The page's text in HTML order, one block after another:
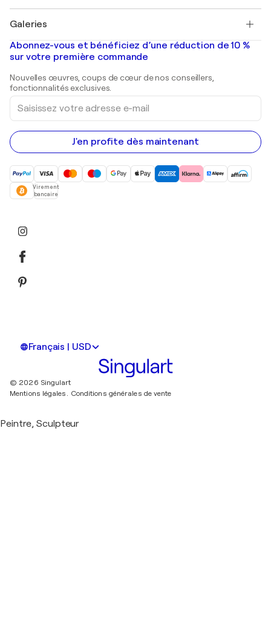
Banksy
Mr. Brainwash
Shepard Fairey
Tableaux abstraits à vendre
Peintures de paysage
Estampes
Peintures acryliques
Galeries
Galeries d'art en France
Galeries d'art en Belgique
Abonnez-vous et bénéficiez d’une réduction de 10 %
sur votre première commande
Nouvelles œuvres, coups de cœur de nos conseillers,
fonctionnalités exclusives.
Saisissez
votre
adresse
e-
mail
J'en profite dès maintenant
Virement
bancaire
Français | USD
© 2026 Singulart
Mentions légales.
Conditions générales de vente
Peintre, Sculpteur